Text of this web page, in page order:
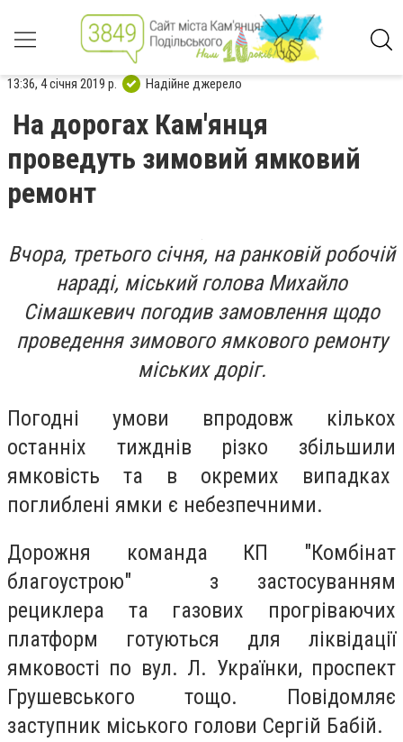
13:36, 4 січня 2019 р. Надійне джерело
На дорогах Кам'янця
проведуть зимовий ямковий
ремонт
Вчора, третього січня, на ранковій робочій
нараді, міський голова Михайло
Сімашкевич погодив замовлення щодо
проведення зимового ямкового ремонту
міських доріг.
Погодні умови впродовж кількох
останніх тижднів різко збільшили
ямковість та в окремих випадках
поглиблені ямки є небезпечними.
Дорожня команда КП "Комбінат
благоустрою" з застосуванням
рециклера та газових прогріваючих
платформ готуються для ліквідації
ямковості по вул. Л. Українки, проспект
Грушевського тощо. Повідомляє
заступник міського голови Сергій Бабій.